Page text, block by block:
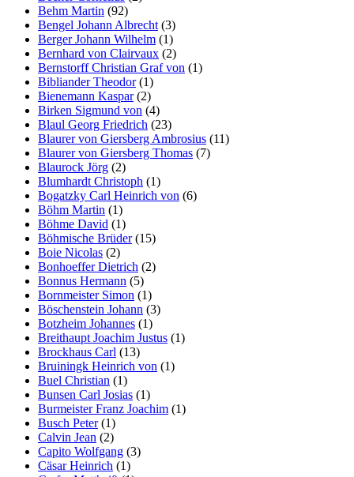
Behm Martin (92)
Bengel Johann Albrecht (3)
Berger Johann Wilhelm (1)
Bernhard von Clairvaux (2)
Bernstorff Christian Graf von (1)
Bibliander Theodor(1)
Bienemann Kaspar(2)
Birken Sigmund von (4)
Blaul Georg Friedrich (23)
Blaurer von Giersberg Ambrosius (11)
Blaurer von Giersberg Thomas (7)
Blaurock Jörg (2)
Blumhardt Christoph (1)
Bogatzky Carl Heinrich von (6)
Böhm Martin (1)
Böhme David (1)
Böhmische Brüder(15)
Boie Nicolas (2)
Bonhoeffer Dietrich (2)
Bonnus Hermann (5)
Bornmeister Simon (1)
Böschenstein Johann (3)
Botzheim Johannes (1)
Breithaupt Joachim Justus (1)
Brockhaus Carl (13)
Bruiningk Heinrich von (1)
Buel Christian (1)
Bunsen Carl Josias (1)
Burmeister Franz Joachim (1)
Busch Peter(1)
Calvin Jean (2)
Capito Wolfgang (3)
Cäsar Heinrich (1)